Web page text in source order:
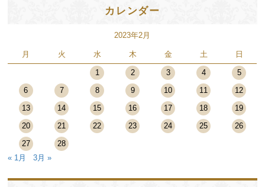
カレンダー
2023年2月
月 火 水 木 金 土 日
1 2 3 4
5
6
7 8 9 10 11
12
13
14 15 16 17 18
19
20
21 22 23 24 25
26
27
28
« 1月
3月 »